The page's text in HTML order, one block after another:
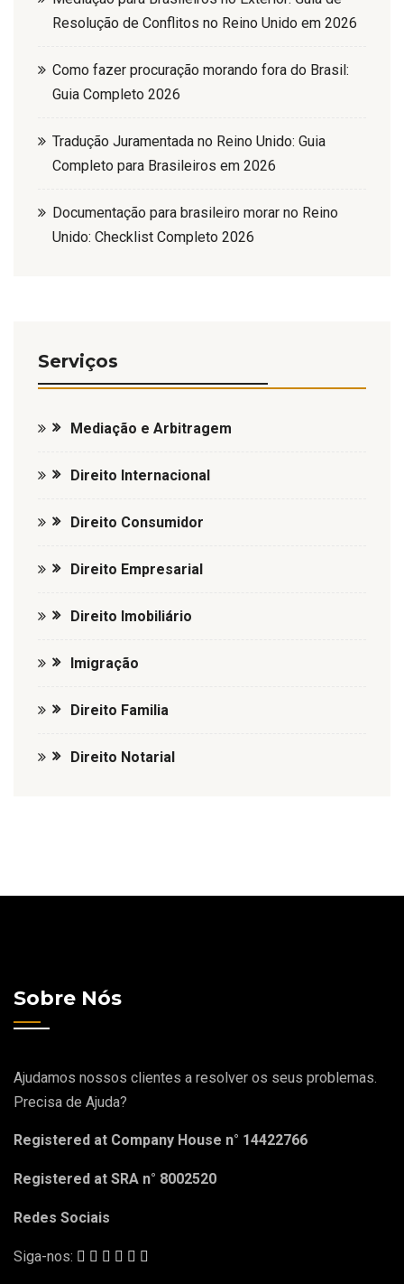
Resolução de Conflitos no Reino Unido em 2026
Como fazer procuração morando fora do Brasil:
Guia Completo 2026
Tradução Juramentada no Reino Unido: Guia
Completo para Brasileiros em 2026
Documentação para brasileiro morar no Reino
Unido: Checklist Completo 2026
Serviços
Mediação e Arbitragem
Direito Internacional
Direito Consumidor
Direito Empresarial
Direito Imobiliário
Imigração
Direito Familia
Direito Notarial
Sobre Nós
Ajudamos nossos clientes a resolver os seus problemas.
Precisa de Ajuda?
Registered at Company House n° 14422766
Registered at SRA n° 8002520
Redes Sociais
Siga-nos: